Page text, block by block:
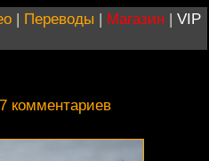
| Переводы | Магазин | VIP
комментариев